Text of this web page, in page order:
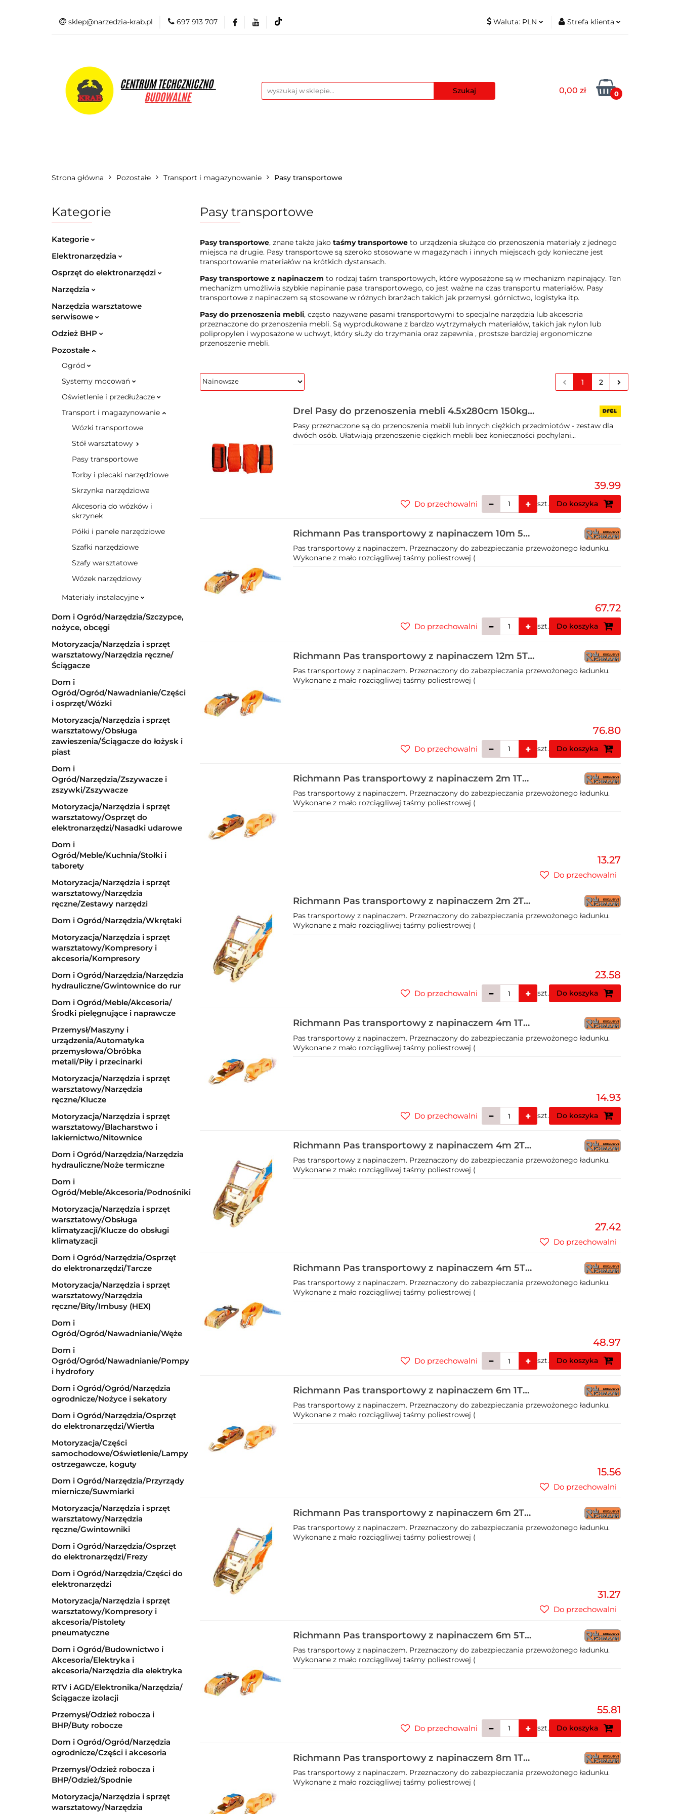
sklep@narzedzia-krab.pl 697 913 707 Waluta: PLN Strefa klienta
Dodaj zgłoszenie
Zgody cookies
0,00 zł 0
Elektronarzędzia Akcesoria i osprzęt
Strona główna Pozostałe Transport i magazynowanie Pasy transportowe
Kategorie
Kategorie
Elektronarzędzia
Osprzęt do elektronarzędzi
Narzędzia
Narzędzia warsztatowe
serwisowe
Odzież BHP
Pozostałe
Ogród
Systemy mocowań
Oświetlenie i przedłużacze
Transport i magazynowanie
Wózki transportowe
Stół warsztatowy
Pasy transportowe
Torby i plecaki narzędziowe
Skrzynka narzędziowa
Akcesoria do wózków i
skrzynek
Półki i panele narzędziowe
Szafki narzędziowe
Szafy warsztatowe
Wózek narzędziowy
Materiały instalacyjne
Dom i Ogród/Narzędzia/Szczypce,
nożyce, obcęgi
Motoryzacja/Narzędzia i sprzęt
warsztatowy/Narzędzia ręczne/
Ściągacze
Dom i
Ogród/Ogród/Nawadnianie/Części
i osprzęt/Wózki
Motoryzacja/Narzędzia i sprzęt
warsztatowy/Obsługa
zawieszenia/Ściągacze do łożysk i
piast
Dom i
Ogród/Narzędzia/Zszywacze i
zszywki/Zszywacze
Motoryzacja/Narzędzia i sprzęt
warsztatowy/Osprzęt do
elektronarzędzi/Nasadki udarowe
Dom i
Ogród/Meble/Kuchnia/Stołki i
taborety
Motoryzacja/Narzędzia i sprzęt
warsztatowy/Narzędzia
ręczne/Zestawy narzędzi
Dom i Ogród/Narzędzia/Wkrętaki
Motoryzacja/Narzędzia i sprzęt
warsztatowy/Kompresory i
akcesoria/Kompresory
Dom i Ogród/Narzędzia/Narzędzia
hydrauliczne/Gwintownice do rur
Dom i Ogród/Meble/Akcesoria/
Środki pielęgnujące i naprawcze
Przemysł/Maszyny i
urządzenia/Automatyka
przemysłowa/Obróbka
metali/Piły i przecinarki
Motoryzacja/Narzędzia i sprzęt
warsztatowy/Narzędzia
ręczne/Klucze
Motoryzacja/Narzędzia i sprzęt
warsztatowy/Blacharstwo i
lakiernictwo/Nitownice
Dom i Ogród/Narzędzia/Narzędzia
hydrauliczne/Noże termiczne
Dom i
Ogród/Meble/Akcesoria/Podnośniki
Motoryzacja/Narzędzia i sprzęt
warsztatowy/Obsługa
klimatyzacji/Klucze do obsługi
klimatyzacji
Dom i Ogród/Narzędzia/Osprzęt
do elektronarzędzi/Tarcze
Motoryzacja/Narzędzia i sprzęt
warsztatowy/Narzędzia
ręczne/Bity/Imbusy (HEX)
Dom i
Ogród/Ogród/Nawadnianie/Węże
Dom i
Ogród/Ogród/Nawadnianie/Pompy
i hydrofory
Dom i Ogród/Ogród/Narzędzia
ogrodnicze/Nożyce i sekatory
Dom i Ogród/Narzędzia/Osprzęt
do elektronarzędzi/Wiertła
Motoryzacja/Części
samochodowe/Oświetlenie/Lampy
ostrzegawcze, koguty
Dom i Ogród/Narzędzia/Przyrządy
miernicze/Suwmiarki
Motoryzacja/Narzędzia i sprzęt
warsztatowy/Narzędzia
ręczne/Gwintowniki
Dom i Ogród/Narzędzia/Osprzęt
do elektronarzędzi/Frezy
Dom i Ogród/Narzędzia/Części do
elektronarzędzi
Motoryzacja/Narzędzia i sprzęt
warsztatowy/Kompresory i
akcesoria/Pistolety
pneumatyczne
Dom i Ogród/Budownictwo i
Akcesoria/Elektryka i
akcesoria/Narzędzia dla elektryka
RTV i AGD/Elektronika/Narzędzia/
Ściągacze izolacji
Przemysł/Odzież robocza i
BHP/Buty robocze
Dom i Ogród/Ogród/Narzędzia
ogrodnicze/Części i akcesoria
Przemysł/Odzież robocza i
BHP/Odzież/Spodnie
Motoryzacja/Narzędzia i sprzęt
warsztatowy/Narzędzia
Pasy transportowe
Pasy transportowe, znane także jako taśmy transportoweto urządzenia służące do przenoszenia materiały z jednego
miejsca na drugie. Pasy transportowe są szeroko stosowane w magazynach i innych miejscach gdy konieczne jest
transportowanie materiałów na krótkich dystansach.
Pasy transportowe z napinaczem to rodzaj taśm transportowych, które wyposażone są w mechanizm napinający. Ten
mechanizm umożliwia szybkie napinanie pasa transportowego, co jest ważne na czas transportu materiałów. Pasy
transportowe z napinaczem są stosowane w różnych branżach takich jak przemysł, górnictwo, logistyka itp.
Pasy do przenoszenia mebli, często nazywane pasami transportowymi to specjalne narzędzia lub akcesoria
przeznaczone do przenoszenia mebli. Są wyprodukowane z bardzo wytrzymałych materiałów, takich jak nylon lub
polipropylen i wyposażone w uchwyt, który służy do trzymania oraz zapewnia , prostsze bardziej ergonomiczne
przenoszenie mebli.
1 2
Drel Pasy do przenoszenia mebli 4.5x280cm 150kg
CON-CRT-2001
Pasy przeznaczone są do przenoszenia mebli lub innych ciężkich przedmiotów - zestaw dla
dwóch osób. Ułatwiają przenoszenie ciężkich mebli bez konieczności pochylani...
39.99
szt. Do koszyka
Do przechowalni
Richmann Pas transportowy z napinaczem 10m 5T
C5010
Pas transportowy z napinaczem. Przeznaczony do zabezpieczania przewożonego ładunku.
Wykonane z mało rozciągliwej taśmy poliestrowej (
67.72
szt. Do koszyka
Do przechowalni
Richmann Pas transportowy z napinaczem 12m 5T
C5012
Pas transportowy z napinaczem. Przeznaczony do zabezpieczania przewożonego ładunku.
Wykonane z mało rozciągliwej taśmy poliestrowej (
76.80
szt. Do koszyka
Do przechowalni
Richmann Pas transportowy z napinaczem 2m 1T
C4912
Pas transportowy z napinaczem. Przeznaczony do zabezpieczania przewożonego ładunku.
Wykonane z mało rozciągliwej taśmy poliestrowej (
13.27
Do przechowalni
Richmann Pas transportowy z napinaczem 2m 2T
C4902
Pas transportowy z napinaczem. Przeznaczony do zabezpieczania przewożonego ładunku.
Wykonane z mało rozciągliwej taśmy poliestrowej (
23.58
szt. Do koszyka
Do przechowalni
Richmann Pas transportowy z napinaczem 4m 1T
C4914
Pas transportowy z napinaczem. Przeznaczony do zabezpieczania przewożonego ładunku.
Wykonane z mało rozciągliwej taśmy poliestrowej (
14.93
szt. Do koszyka
Do przechowalni
Richmann Pas transportowy z napinaczem 4m 2T
C4904
Pas transportowy z napinaczem. Przeznaczony do zabezpieczania przewożonego ładunku.
Wykonane z mało rozciągliwej taśmy poliestrowej (
27.42
Do przechowalni
Richmann Pas transportowy z napinaczem 4m 5T
C5004
Pas transportowy z napinaczem. Przeznaczony do zabezpieczania przewożonego ładunku.
Wykonane z mało rozciągliwej taśmy poliestrowej (
48.97
szt. Do koszyka
Do przechowalni
Richmann Pas transportowy z napinaczem 6m 1T
C4916
Pas transportowy z napinaczem. Przeznaczony do zabezpieczania przewożonego ładunku.
Wykonane z mało rozciągliwej taśmy poliestrowej (
15.56
Do przechowalni
Richmann Pas transportowy z napinaczem 6m 2T
C4906
Pas transportowy z napinaczem. Przeznaczony do zabezpieczania przewożonego ładunku.
Wykonane z mało rozciągliwej taśmy poliestrowej (
31.27
Do przechowalni
Richmann Pas transportowy z napinaczem 6m 5T
C5006
Pas transportowy z napinaczem. Przeznaczony do zabezpieczania przewożonego ładunku.
Wykonane z mało rozciągliwej taśmy poliestrowej (
55.81
szt. Do koszyka
Do przechowalni
Richmann Pas transportowy z napinaczem 8m 1T
C4918
Pas transportowy z napinaczem. Przeznaczony do zabezpieczania przewożonego ładunku.
Wykonane z mało rozciągliwej taśmy poliestrowej (